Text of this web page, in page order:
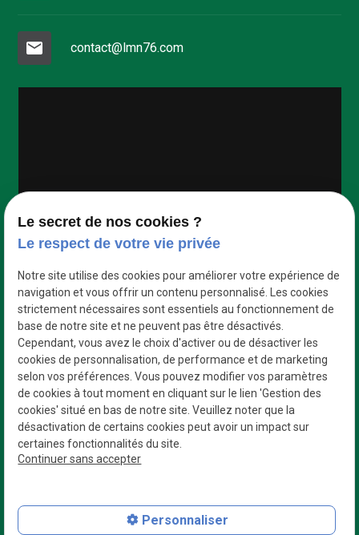
mail contact@lmn76.com
Des professionnels
N° de Siret : 42954335800023
Le secret de nos cookies ?
Le respect de votre vie privée
Notre site utilise des cookies pour améliorer votre expérience de
navigation et vous offrir un contenu personnalisé. Les cookies
strictement nécessaires sont essentiels au fonctionnement de
base de notre site et ne peuvent pas être désactivés.
Cependant, vous avez le choix d'activer ou de désactiver les
cookies de personnalisation, de performance et de marketing
selon vos préférences. Vous pouvez modifier vos paramètres
de cookies à tout moment en cliquant sur le lien 'Gestion des
cookies' situé en bas de notre site. Veuillez noter que la
désactivation de certains cookies peut avoir un impact sur
certaines fonctionnalités du site.
Continuer sans accepter
Personnaliser